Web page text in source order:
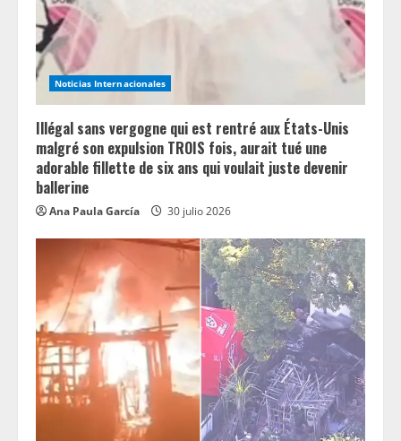
Noticias Internacionales
Illégal sans vergogne qui est rentré aux États-Unis
malgré son expulsion TROIS fois, aurait tué une
adorable fillette de six ans qui voulait juste devenir
ballerine
Ana Paula García 30 julio 2026